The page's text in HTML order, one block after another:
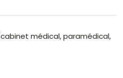
médical, paramédical,